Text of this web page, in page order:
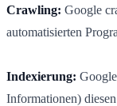
Crawling: Google
automatisierten
Indexierung:
Informationen)